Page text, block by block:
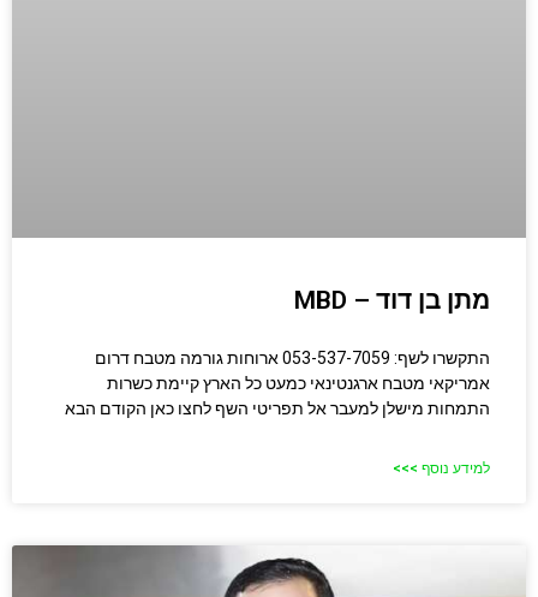
מתן בן דוד – MBD
התקשרו לשף: 053-537-7059 ארוחות גורמה מטבח דרום
אמריקאי מטבח ארגנטינאי כמעט כל הארץ קיימת כשרות
התמחות מישלן למעבר אל תפריטי השף לחצו כאן הקודם הבא
למידע נוסף >>>